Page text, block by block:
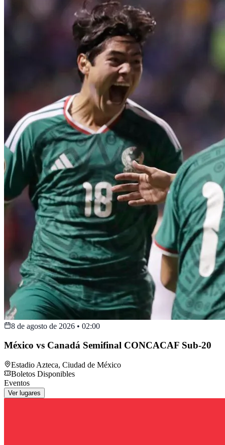
8 de agosto de 2026 • 02:00
México vs Canadá Semifinal CONCACAF Sub-20
Estadio Azteca, Ciudad de México
Boletos Disponibles
Eventos
Ver lugares